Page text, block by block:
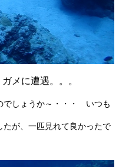
メに遭遇。。。
でしょうか～・・・ いつも
が、一匹見れて良かったで